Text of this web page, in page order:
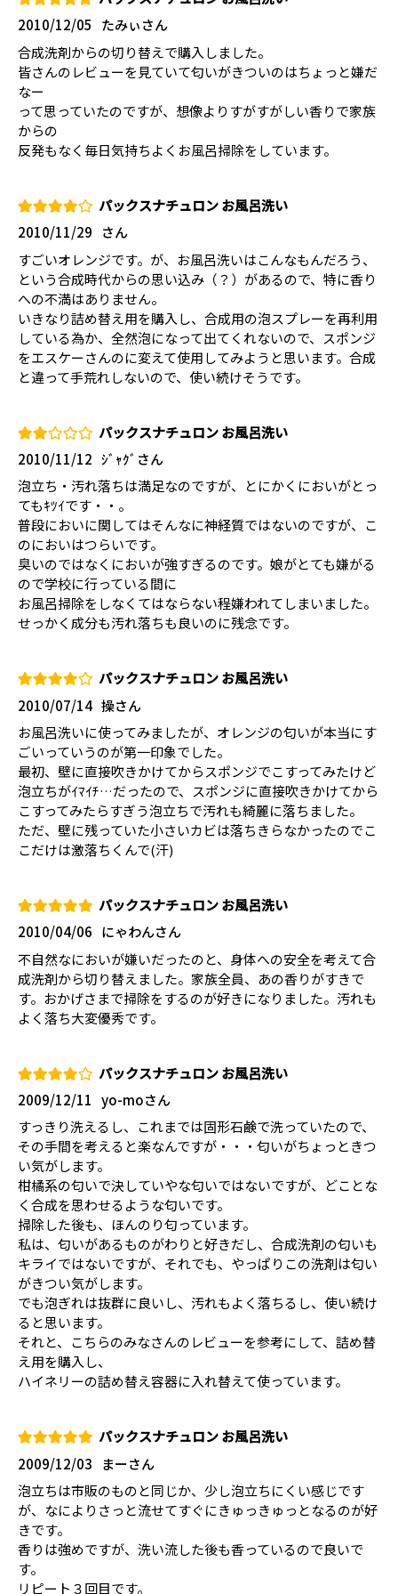
たみぃさん
2010/12/05
合成洗剤からの切り替えで購入しました。
皆さんのレビューを見ていて匂いがきついのはちょっと嫌だ
なー
って思っていたのですが、想像よりすがすがしい香りで家族
からの
反発もなく毎日気持ちよくお風呂掃除をしています。
パックスナチュロン お風呂洗い
さん
2010/11/29
すごいオレンジです。が、お風呂洗いはこんなもんだろう、
という合成時代からの思い込み（？）があるので、特に香り
への不満はありません。
いきなり詰め替え用を購入し、合成用の泡スプレーを再利用
している為か、全然泡になって出てくれないので、スポンジ
をエスケーさんのに変えて使用してみようと思います。合成
と違って手荒れしないので、使い続けそうです。
パックスナチュロン お風呂洗い
ｼﾞｬｸﾞさん
2010/11/12
泡立ち・汚れ落ちは満足なのですが、とにかくにおいがとっ
てもｷﾂｲです・・。
普段においに関してはそんなに神経質ではないのですが、こ
のにおいはつらいです。
臭いのではなくにおいが強すぎるのです。娘がとても嫌がる
ので学校に行っている間に
お風呂掃除をしなくてはならない程嫌われてしまいました。
せっかく成分も汚れ落ちも良いのに残念です。
パックスナチュロン お風呂洗い
操さん
2010/07/14
お風呂洗いに使ってみましたが、オレンジの匂いが本当にす
ごいっていうのが第一印象でした。
最初、壁に直接吹きかけてからスポンジでこすってみたけど
泡立ちがｲﾏｲﾁ…だったので、スポンジに直接吹きかけてから
こすってみたらすぎう泡立ちで汚れも綺麗に落ちました。
ただ、壁に残っていた小さいカビは落ちきらなかったのでこ
こだけは激落ちくんで(汗)
パックスナチュロン お風呂洗い
にゃわんさん
2010/04/06
不自然なにおいが嫌いだったのと、身体への安全を考えて合
成洗剤から切り替えました。家族全員、あの香りがすきで
す。おかげさまで掃除をするのが好きになりました。汚れも
よく落ち大変優秀です。
パックスナチュロン お風呂洗い
yo-moさん
2009/12/11
すっきり洗えるし、これまでは固形石鹸で洗っていたので、
その手間を考えると楽なんですが・・・匂いがちょっときつ
い気がします。
柑橘系の匂いで決していやな匂いではないですが、どことな
く合成を思わせるような匂いです。
掃除した後も、ほんのり匂っています。
私は、匂いがあるものがわりと好きだし、合成洗剤の匂いも
キライではないですが、それでも、やっぱりこの洗剤は匂い
がきつい気がします。
でも泡ぎれは抜群に良いし、汚れもよく落ちるし、使い続け
ると思います。
それと、こちらのみなさんのレビューを参考にして、詰め替
え用を購入し、
ハイネリーの詰め替え容器に入れ替えて使っています。
パックスナチュロン お風呂洗い
まーさん
2009/12/03
泡立ちは市販のものと同じか、少し泡立ちにくい感じです
が、なによりさっと流せてすぐにきゅっきゅっとなるのが好
きです。
香りは強めですが、洗い流した後も香っているので良いで
す。
リピート３回目です。